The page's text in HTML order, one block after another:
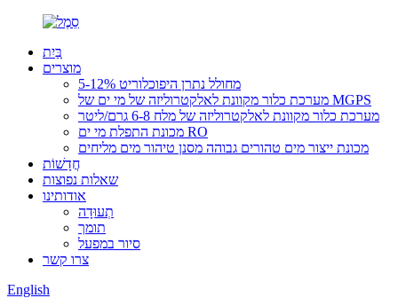
בַּיִת
מוצרים
מחולל נתרן היפוכלוריט 5-12%
מערכת כלור מקוונת לאלקטרוליזה של מי ים של MGPS
מערכת כלור מקוונת לאלקטרוליזה של מלח 6-8 גרם/ליטר
מכונת התפלת מי ים RO
מכונת ייצור מים טהורים גבוהה מסנן טיהור מים מליחים
חֲדָשׁוֹת
שאלות נפוצות
אודותינו
תְעוּדָה
תומך
סיור במפעל
צרו קשר
English